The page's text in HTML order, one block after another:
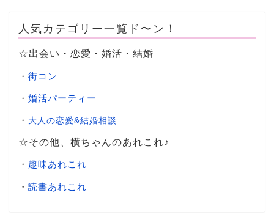
人気カテゴリー一覧ド〜ン！
☆出会い・恋愛・婚活・結婚
・ 街コン
・ 婚活パーティー
・ 大人の恋愛&結婚相談
☆その他、横ちゃんのあれこれ♪
・ 趣味あれこれ
・ 読書あれこれ